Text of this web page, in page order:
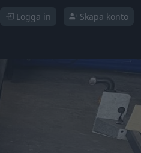
Logga in Skapa konto